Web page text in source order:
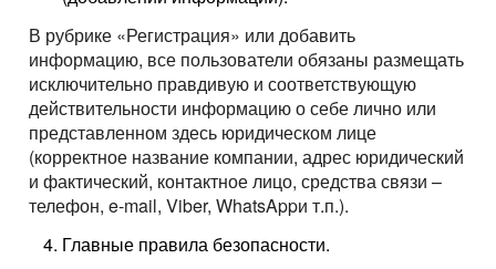
В рубрике «Регистрация» или добавить
информацию, все пользователи обязаны размещать
исключительно правдивую и соответствующую
действительности информацию о себе лично или
представленном здесь юридическом лице
(корректное название компании, адрес юридический
и фактический, контактное лицо, средства связи –
телефон, e-mail, Viber, WhatsAppи т.п.).
Главные правила безопасности.